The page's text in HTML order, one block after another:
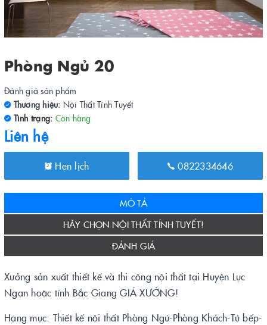
Phòng Ngủ 20
Đánh giá sản phẩm
Thương hiệu: Nội Thất Tính Tuyết
Tình trạng: Còn hàng
Liên hệ
Hẹn lịch 0822334646
MÔ TẢ
HÃY CHỌN NỘI THẤT TÍNH TUYẾT!
ĐÁNH GIÁ
Xưởng sản xuất thiết kế và thi công nội thất tại Huyện Lục
Ngạn hoặc tỉnh Bắc Giang GIÁ XƯỞNG!
Hạng mục: Thiết kế nội thất Phòng Ngủ-Phòng Khách-Tủ bếp-